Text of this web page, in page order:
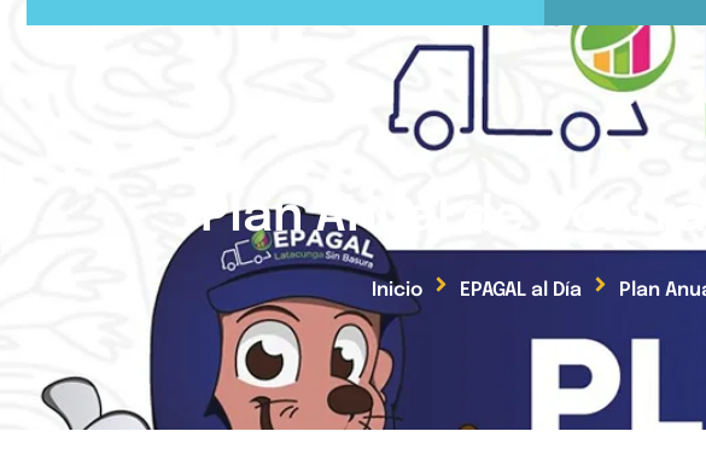
Plan Anual de
Inicio EPAGAL al Día Plan